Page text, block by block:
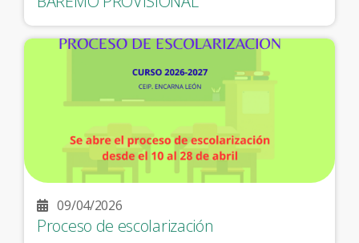
09/04/2026
Proceso de escolarización